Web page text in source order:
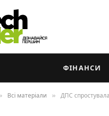
ФІНАНСИ
Всі матеріали » ДПС